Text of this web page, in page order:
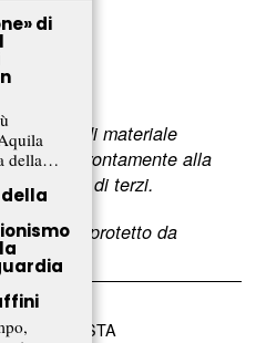
nell’uso di materiale
prontamente alla
dei diritti di terzi.
web è protetto da
RIVISTA
di
della…